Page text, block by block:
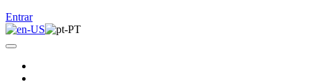
Entrar